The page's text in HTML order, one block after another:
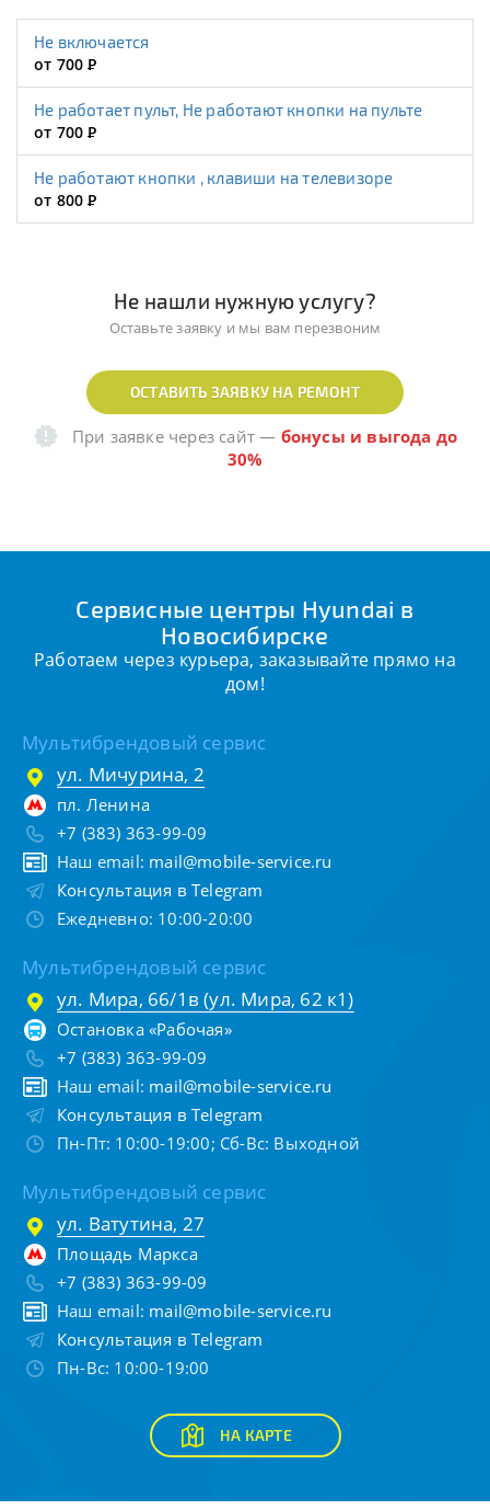
Не включается
от 700Р
Не работает пульт, Не работают кнопки на пульте
от 700Р
Не работают кнопки , клавиши на телевизоре
от 800Р
Не нашли нужную услугу?
Оставьте заявку и мы вам перезвоним
ОСТАВИТЬ ЗАЯВКУ НА РЕМОНТ
При заявке через сайт— бонусы и выгода до
30%
Сервисные центры Hyundai в
Новосибирске
Работаем через курьера, заказывайте прямо на
дом!
Мультибрендовый сервис
ул. Мичурина, 2
пл. Ленина
+7 (383) 363-99-09
Наш email: mail@mobile-service.ru
Консультация в Telegram
Ежедневно: 10:00-20:00
Мультибрендовый сервис
ул. Мира, 66/1в (ул. Мира, 62 к1)
Остановка «Рабочая»
+7 (383) 363-99-09
Наш email: mail@mobile-service.ru
Консультация в Telegram
Пн-Пт: 10:00-19:00; Сб-Вс: Выходной
Мультибрендовый сервис
ул. Ватутина, 27
Площадь Маркса
+7 (383) 363-99-09
Наш email: mail@mobile-service.ru
Консультация в Telegram
Пн-Вс: 10:00-19:00
НА КАРТЕ